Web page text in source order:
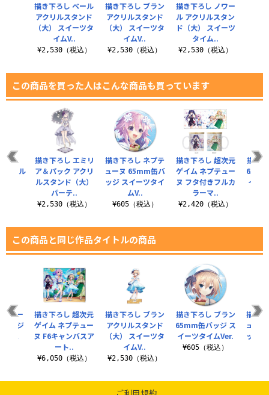
描き下ろし ブラン
アクリルスタンド
（大） スイーツタ
イムV..
¥2,530（税込）
描き下ろし ノワー
ル アクリルスタン
ド（大） スイーツ
タイム..
¥2,530（税込）
描き下ろし ベール
アクリルスタンド
（大） スイーツタ
イムV..
¥2,530（税込）
この商品を買った人はこんな商品も買っています
描き下ろし ネプテ
ューヌ 65mm缶バ
ッジ スイーツタイ
ムV..
¥605（税込）
描き下ろし 超次元
ゲイム ネプテュー
ヌ フタ付きフルカ
ラーマ..
¥2,420（税込）
描き
イー
3rd
クリル
描き下ろし エミリ
ア＆パック アクリ
ルスタンド（大）
パーテ..
¥2,530（税込）
この商品と同じ作品タイトルの商品
描き下ろし ブラン
アクリルスタンド
（大） スイーツタ
イムV..
¥2,530（税込）
描き下ろし ブラン
65mm缶バッジ ス
イーツタイムVer.
¥605（税込）
描き
ュー
ッジ
ワー
ッジ
描き下ろし 超次元
ゲイム ネプテュー
ヌ F6キャンバスア
ート..
¥6,050（税込）